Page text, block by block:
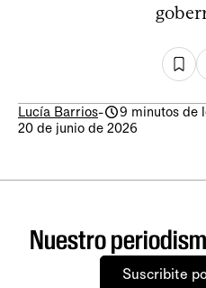
Lucía Barrios-
9 minutos de
20 de junio de 2026
Nuestro
Suscribite